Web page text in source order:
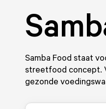
Samba Food staat
streetfood concept.
gezonde